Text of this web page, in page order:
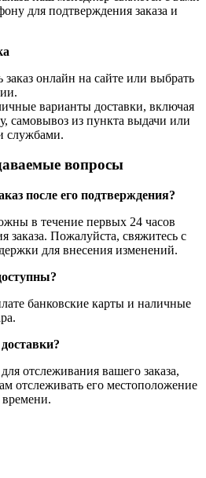
для подтверждения заказа и
онлайн на сайте или выбрать
варианты доставки, включая
самовывоз из пункта выдачи или
службами.
вопросы
после его подтверждения?
в течение первых 24 часов
заказа. Пожалуйста, свяжитесь с
для внесения изменений.
банковские карты и наличные
отслеживания вашего заказа,
отслеживать его местоположение